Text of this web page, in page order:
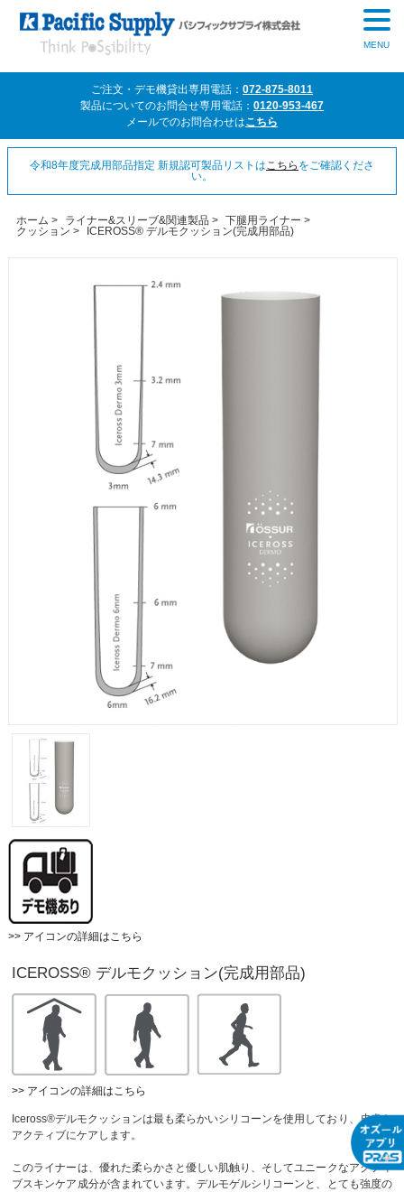
MENU
ご注文・デモ機貸出専用電話： 072-875-8011
製品についてのお問合せ専用電話： 0120-953-467
メールでのお問合わせはこちら
令和8年度完成用部品指定 新規認可製品リストはこちら をご確認くださ
い。
ホーム > ライナー&スリーブ&関連製品 > 下腿用ライナー >
クッション > ICEROSS® デルモクッション(完成用部品)
>> アイコンの詳細はこちら
ICEROSS® デルモクッション(完成用部品)
>> アイコンの詳細はこちら
Iceross®デルモクッションは最も柔らかいシリコーンを使用しており、皮膚を
アクティブにケアします。
このライナーは、優れた柔らかさと優しい肌触り、そしてユニークなアクティ
ブスキンケア成分が含まれています。デルモゲルシリコーンと、とても強度の